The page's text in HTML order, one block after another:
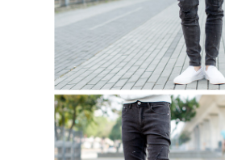
購買商品的店家。未經商家同意取消之訂單仍
後付繳納相關費用。
※ 交易是否成功請以「AFTEE先享後付 」之結
是否繳費成功／繳費後需取消欲退款等相關疑
客戶支援中心」https://
【注意事項】
１．透過由恩沛科技股份有限公司提供之「
易，需依本服務之必要範圍內提供個人資料，
權轉讓予恩沛科技股份有限公司。
２．關於個人資料處理事宜，請瀏覽以下網址：
每筆NT$80，滿NT$1,800(含以上)免運費
每筆NT$80，滿NT$1,800(含以上)免運費
每筆NT$120，滿NT$3,000(含以上)免運費